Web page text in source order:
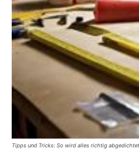
Tipps und Tricks: So wird alles richtig